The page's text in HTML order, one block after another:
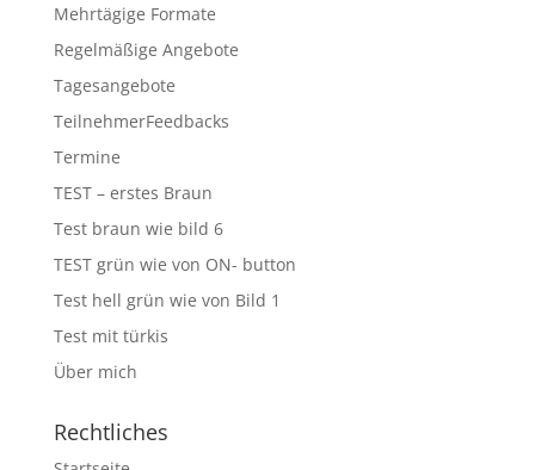
Mehrtägige Formate
Regelmäßige Angebote
Tagesangebote
TeilnehmerFeedbacks
Termine
TEST – erstes Braun
Test braun wie bild 6
TEST grün wie von ON- button
Test hell grün wie von Bild 1
Test mit türkis
Über mich
Rechtliches